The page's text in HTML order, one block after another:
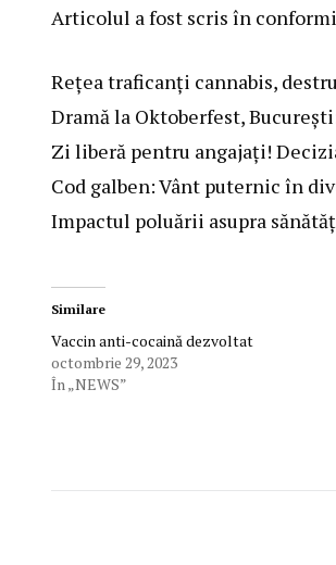
Articolul a fost scris în
Reţea traficanţi cannabis,
Dramă la Oktoberfest,
Zi liberă pentru angajați!
Cod galben: Vânt puternic în
Impactul poluării asupra
Similare
Vaccin anti-cocaină dezvoltat
octombrie 29, 2023
În „NEWS”